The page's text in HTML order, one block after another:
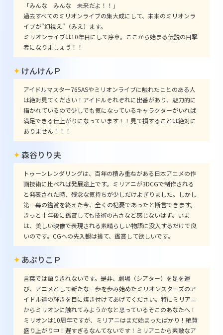
「みんな みんな 未来だよ！！」
過去すべてのミリオンライブの集大成にして、未来のミリオンラ
イブが"幻視え"（みえ）ます。
ミリオンライブは10年目にして序章。ここから始まる伝説の目撃
者になりましょう！！
けんけんＰ
アイドルマスター765ASやミリオンライブに触れたことのある人
は絶対見てください！アイドルそれぞれに出番があり、魅力的に
描かれているので少しでも気になっているキャラクターがいれば
満足できる仕上がりになっています！！見て損することは絶対に
ありません！！！
森谷りり夫
トゥーンレンダリングは、百年の積み重ねがある日本アニメの作
画技術に比べれば発展途上です。ミリアニが3DCGで制作される
と発表された時、残念な気持ちが少しだけよぎりました。しかし
第一幕の鑑賞を終えた今、全くの杞憂であったと断言できます。
きっと十年後に鑑賞しても技術の古さなど感じないはず。いま
は、美しい映像で表現される素晴らしい物語に没入するだけで良
いのです。CGへの先入観は捨て、鑑賞して欲しいです。
あぷりこＰ
言葉では語りきれないです。是非、劇場（シアター）を足を運
び、アニメとして新たな一歩を歩み始めたミリオンスターズのア
イドル達の輝きを目に焼き付けてあげてください。特にミリアニ
からミリオンに触れてみようかなと思っているそこのあなたへ！
ミリオンは10周年ですが、ミリアニはまだ始まったばかり！絶賛
盛り上がり中！遅すぎるなんてないです！ミリアニから素敵なア